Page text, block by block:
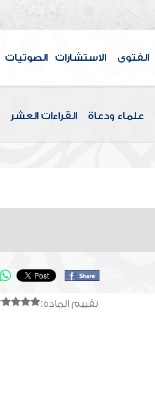
الفتوى الاستشارات الصوتيات
علماء ودعاة القراءات العشر
تقييم المادة: